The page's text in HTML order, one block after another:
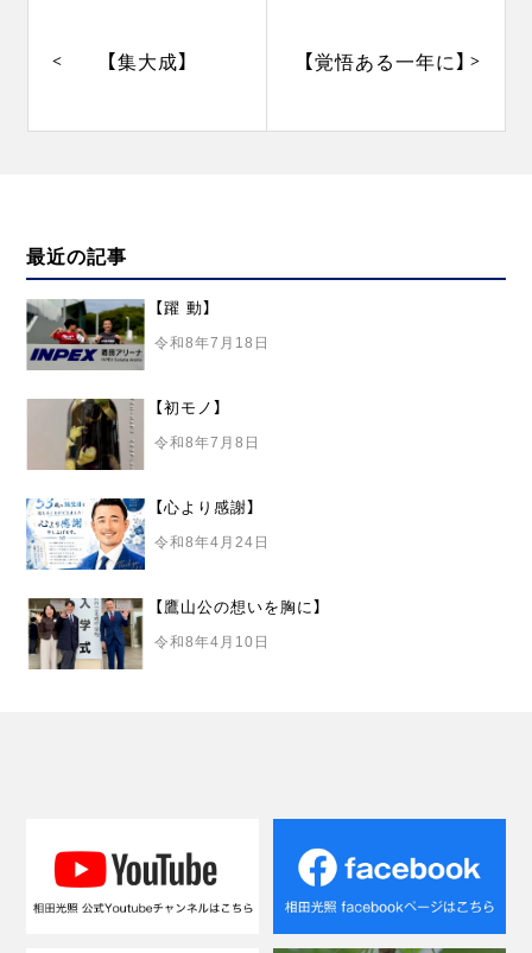
シ
【集大成】 【覚悟ある一年に】
最近の記事
【躍 動】
令和8年7月18日
【初モノ】
令和8年7月8日
【心より感謝】
令和8年4月24日
【鷹山公の想いを胸に】
令和8年4月10日